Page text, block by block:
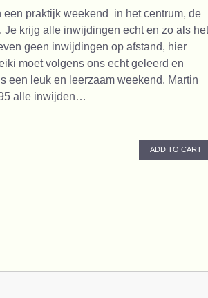
een praktijk weekend in het centrum, de
Je krijg alle inwijdingen echt en zo als
geen inwijdingen op afstand, hier
moet volgens ons echt geleerd en
een leuk en leerzaam weekend. Martin
alle inwijden…
ADD TO CART